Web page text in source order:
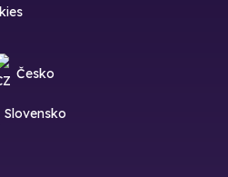
Česko
Slovensko